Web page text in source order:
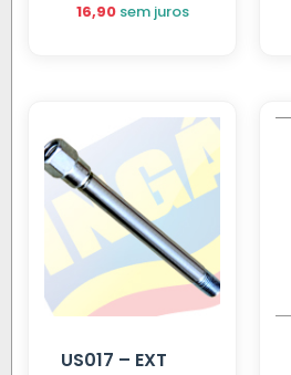
16,90 sem juros
US017 – EXT